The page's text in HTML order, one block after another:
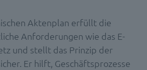
Aktenplan erfüllt die
Anforderungen wie das E-
und stellt das Prinzip der
Er hilft, Geschäftsprozesse